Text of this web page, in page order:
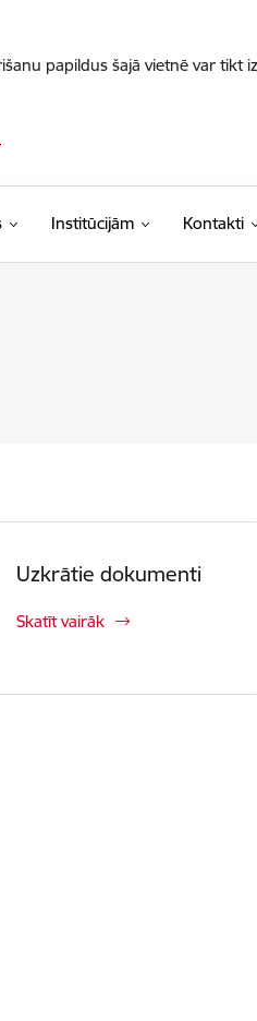
papildus šajā vietnē var tikt
Institūcijām Kontakti
Uzkrātie dokumenti
Skatīt vairāk